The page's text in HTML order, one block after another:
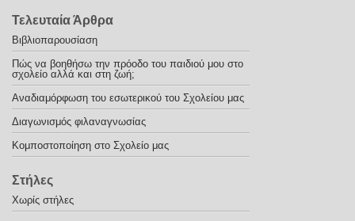
Τελευταία Άρθρα
Βιβλιοπαρουσίαση
Πώς να βοηθήσω την πρόοδο του παιδιού μου στο
σχολείο αλλά και στη ζωή;
Αναδιαμόρφωση του εσωτερικού του Σχολείου μας
Διαγωνισμός φιλαναγνωσίας
Κομποστοποίηση στο Σχολείο μας
Στήλες
Χωρίς στήλες